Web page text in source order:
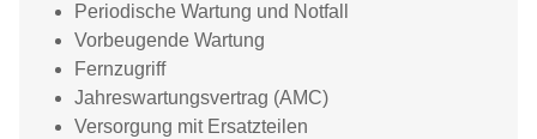
Periodische Wartung und Notfall
Vorbeugende Wartung
Fernzugriff
Jahreswartungsvertrag (AMC)
Versorgung mit Ersatzteilen